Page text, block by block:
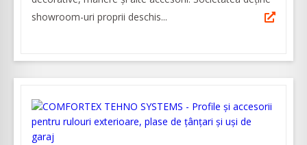
showroom-uri proprii deschis...